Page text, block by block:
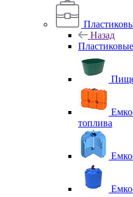
Назад
топлива